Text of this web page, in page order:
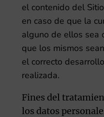
el contenido del
en caso de que la
alguno de ellos sea
que los mismos
el correcto
realizada.
Fines del
los datos